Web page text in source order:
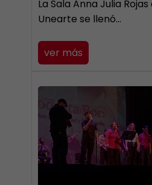
​La Sala Anna Julia Rojas
Unearte se llenó…
ver más